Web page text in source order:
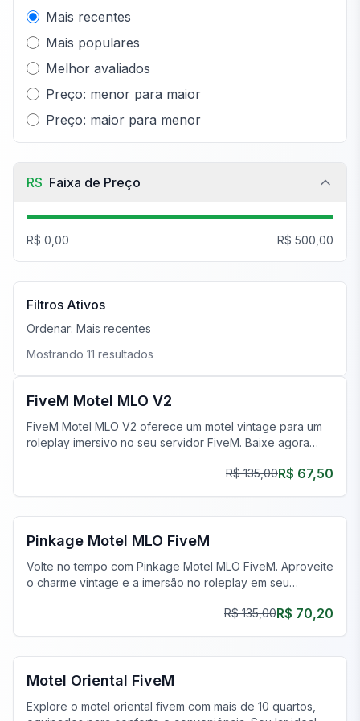
Mais recentes
Mais populares
Melhor avaliados
Preço: menor para maior
Preço: maior para menor
R$ Faixa de Preço
R$ 0,00 R$ 500,00
Filtros Ativos
Ordenar: Mais recentes
Mostrando 11 resultados
FiveM Negócios MLO
FiveM Motel MLO V2
FiveM Motel MLO V2 oferece um motel vintage para um
roleplay imersivo no seu servidor FiveM. Baixe agora
R$ 135,00R$ 67,50
FiveM Gangue MLO
Pinkage Motel MLO FiveM
Volte no tempo com Pinkage Motel MLO FiveM. Aproveite
o charme vintage e a imersão no roleplay em seu
R$ 135,00R$ 70,20
FiveM Negócios MLO
Motel Oriental FiveM
Explore o motel oriental fivem com mais de 10 quartos,